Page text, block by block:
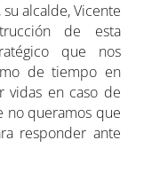
alcalde, Vicente
de esta
que nos
de tiempo en
vidas en caso de
no queramos que
responder ante